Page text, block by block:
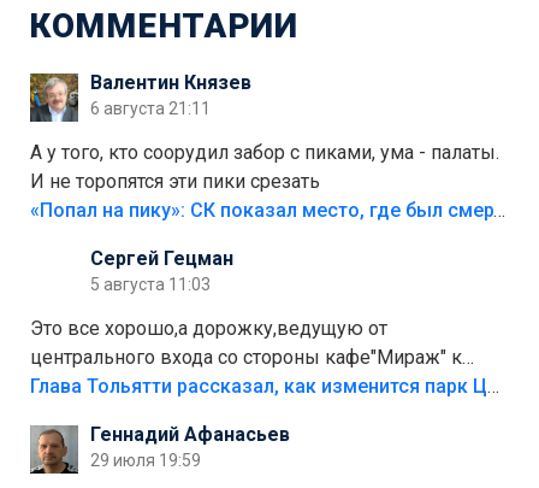
КОММЕНТАРИИ
Валентин Князев
6 августа 21:11
А у того, кто соорудил забор с пиками, ума - палаты.
И не торопятся эти пики срезать
«Попал на пику»: СК показал место, где был смертельно травмирован ребенок в Тольятти
Сергей Гецман
5 августа 11:03
Это все хорошо,а дорожку,ведущую от
центрального входа со стороны кафе"Мираж" к
аттракционам слабо доделать?А то бордюры
лежала в парке и испортилась.Да еще,видимо,часть
украли.
Глава Тольятти рассказал, как изменится парк Центрального района
Геннадий Афанасьев
29 июля 19:59